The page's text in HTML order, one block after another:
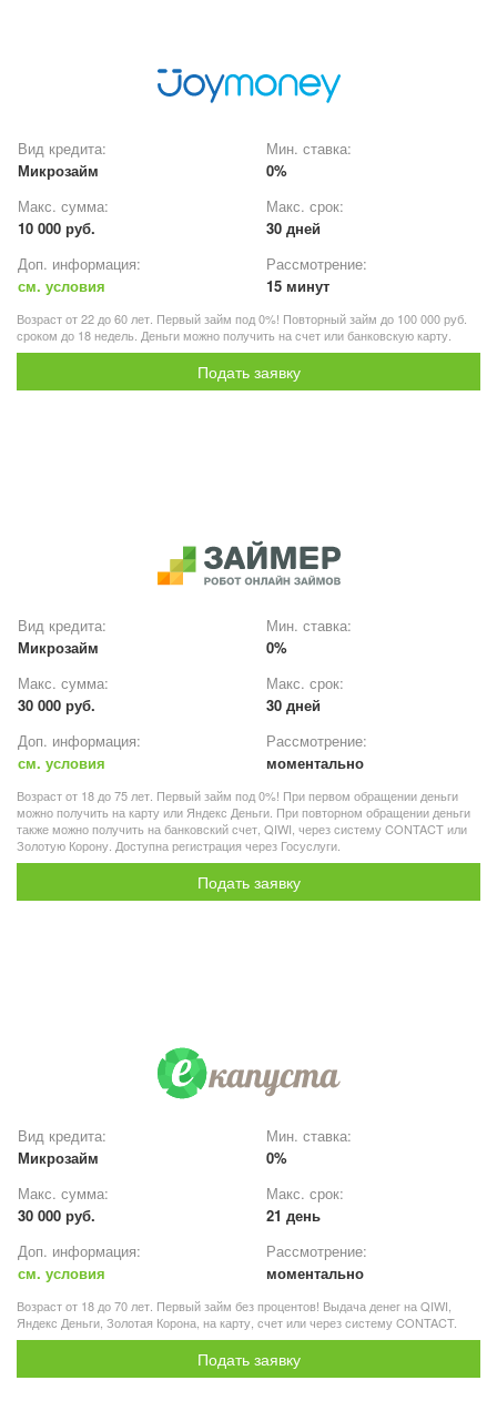
Вид кредита:
Микрозайм
Мин. ставка:
0%
Макс. сумма:
10 000 руб.
Макс. срок:
30 дней
Доп. информация:
см. условия
Рассмотрение:
15 минут
Возраст от 22 до 60 лет. Первый займ под 0%! Повторный займ до 100 000 руб.
сроком до 18 недель. Деньги можно получить на счет или банковскую карту.
Подать заявку
Вид кредита:
Микрозайм
Мин. ставка:
0%
Макс. сумма:
30 000 руб.
Макс. срок:
30 дней
Доп. информация:
см. условия
Рассмотрение:
моментально
Возраст от 18 до 75 лет. Первый займ под 0%! При первом обращении деньги
можно получить на карту или Яндекс Деньги. При повторном обращении деньги
также можно получить на банковский счет, QIWI, через систему CONTACT или
Золотую Корону. Доступна регистрация через Госуслуги.
Подать заявку
Вид кредита:
Микрозайм
Мин. ставка:
0%
Макс. сумма:
30 000 руб.
Макс. срок:
21 день
Доп. информация:
см. условия
Рассмотрение:
моментально
Возраст от 18 до 70 лет. Первый займ без процентов! Выдача денег на QIWI,
Яндекс Деньги, Золотая Корона, на карту, счет или через систему CONTACT.
Подать заявку